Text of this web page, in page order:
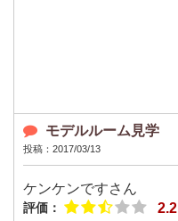
モデルルーム見学
投稿：2017/03/13
ケンケンですさん
評価： 2.2